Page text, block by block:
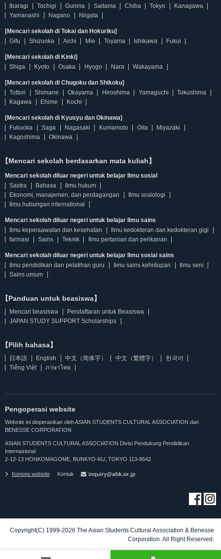
Ibaragi
Tochigi Gunma Saitama Chiba Tokyo
Kanagawa
Yamanashi
Nagano Niigata
[Mencari sekolah di Tokai dan Hokuriku]
Gifu
Shizuoka Aichi Mie Toyama Ishikawa Fukui
[Mencari sekolah di Kinki]
Shiga
Kyoto Osaka Hyogo Nara Wakayama
[Mencari sekolah di Chugoku dan Shikoku]
Tottori
Shimane Okayama Hiroshima Yamaguchi
Tokushima
Kagawa
Ehime Kochi
[Mencari sekolah di Kyusyu dan Okinawa]
Fukuoka
Saga Nagasaki Kumamoto Oita
Miyazaki
Kagoshima
Okinawa
【Mencari sekolah berdasarkan mata kuliah】
Mencari sekolah diluar negeri untuk belajar Ilmu sosial
Sastra
Bahasa
Ilmu hukum
Ekonomi, manajemen, dan perdagangan
Ilmu sosiologi
Ilmu hubungan international
Mencari sekolah diluar negeri untuk belajar Ilmu sains
Ilmu keperaawatan dan kesehatan
Ilmu kedokteran dan kedokteran gigi
farmasi
Sains Teknik Ilmu pertanian dan perikanan
Mencari sekolah diluar negeri untuk belajar Ilmu sosial sains
Ilmu pendidikan dan pelatihan guru
Ilmu sains kehidupan
Ilmu seni
Sains umum
【Panduan untuk beasiswa】
Mencari beasiswa
Pendaftaran untuk Beasiswa
JAPAN STUDY SUPPORT Scholarships
【Pilih bahasa】
日本語 English 中文（简体字） 中文（繁體字）
한국어
Tiếng Việt
ภาษาไทย
Pengoperasi website
Website ini dioperasikan oleh ASIAN STUDENTS CULTURAL ASSOCIATION dan
BENESSE CORPORATION
ASIAN STUDENTS CULTURAL ASSOCIATION Divisi Pendukung Pendidikan
Internasional
2-12-13 HONKOMAGOME, BUNKYO-KU, TOKYO 113-8642
Konsep website Kontak
Copyright(C) 1999-2026 The Asian Students Cultural Association & Benesse
Corporation. All Right Reserved.